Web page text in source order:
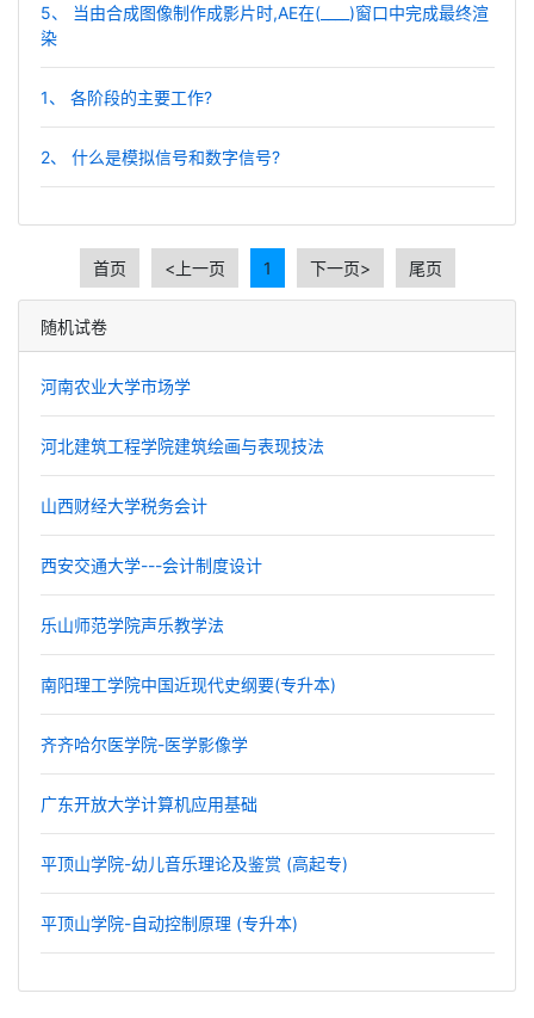
5、 当由合成图像制作成影片时,AE在(____)窗口中完成最终渲
染
1、 各阶段的主要工作?
2、 什么是模拟信号和数字信号?
首页 <上一页 1 下一页> 尾页
随机试卷
河南农业大学市场学
河北建筑工程学院建筑绘画与表现技法
山西财经大学税务会计
西安交通大学---会计制度设计
乐山师范学院声乐教学法
南阳理工学院中国近现代史纲要(专升本)
齐齐哈尔医学院-医学影像学
广东开放大学计算机应用基础
平顶山学院-幼儿音乐理论及鉴赏 (高起专)
平顶山学院-自动控制原理 (专升本)